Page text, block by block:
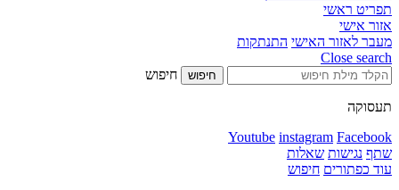
תפריט ראשי
אזור אישי
מעבר לאזור האישי התנתקות
Close search
חיפוש חיפוש
תעסוקה
Youtube instagram Facebook
שתף נגישות שאלות
עוד כפתורים חיפוש